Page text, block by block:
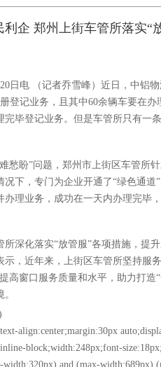
企 郑州上街车管所落实“
日电 （记者乔雪峰）近日，中铝
登记业务，且其中60余辆车要在
完毕登记业务。但是车管所只有一
愁盼”问题，郑州市上街区车管所
况下，专门为企业开通了“绿色通道
办理业务，成功在一天内办理完毕
所深化落实“放管服”各项措施，提
示，近年来，上街区车管所坚持服
高窗口服务质量和水平，助力打
align:center;margin:30px
block;width:248px;font-
width:320px) and (max-